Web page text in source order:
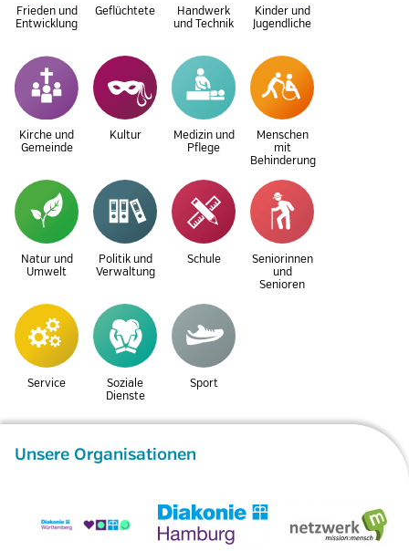
Frieden und
Entwicklung
Geflüchtete
Handwerk
und Technik
Kinder und
Jugendliche
Kirche und
Gemeinde
Kultur
Medizin und
Pflege
Menschen
mit
Behinderung
Natur und
Umwelt
Politik und
Verwaltung
Schule
Seniorinnen
und
Senioren
Service
Soziale
Dienste
Sport
Unsere Organisationen